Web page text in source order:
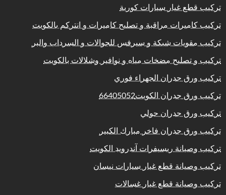
تركيب قطع غيار سيارات كورية
تركيب كاميرات مراقبة و تصليح كاميرات و انتركم بالكويت
تركيب مقويات شبكة و سيرفس للجوالات و السرداب والبر
تركيب و تصليح مضخات مياه و نوافير وشلالات بالكويت
تركيب ورق جدران الجهراء فوري
تركيب ورق جدران الكويت66405052
تركيب ورق جدران حولي
تركيب ورق جدران فاخر مبارك الكبير
تركيب وصيانة ريسيفرات آندرويد الكويت
تركيب وصيانة قطع غيار سيارات نيسان
تركيب وصيانة قطع غيار غسالات